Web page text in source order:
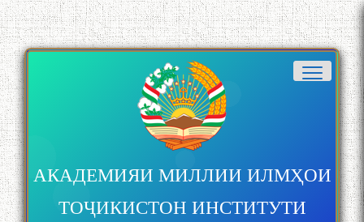
АКАДЕМИЯИ МИЛЛИИ ИЛМҲОИ
ТОҶИКИСТОН ИНСТИТУТИ